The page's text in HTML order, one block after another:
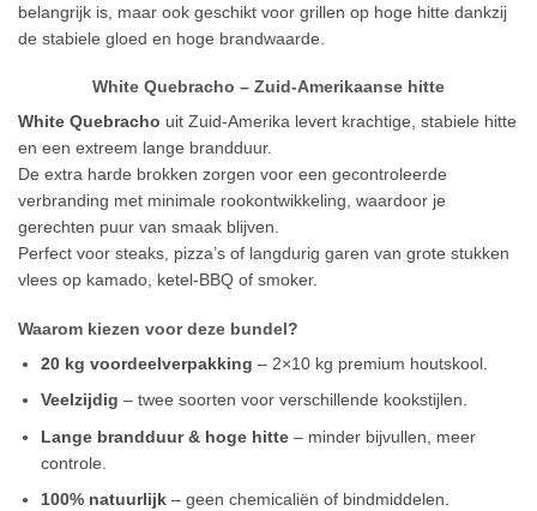
belangrijk is, maar ook geschikt voor grillen op hoge hitte dankzij
de stabiele gloed en hoge brandwaarde.
White Quebracho – Zuid-Amerikaanse hitte
White Quebracho uit Zuid-Amerika levert krachtige, stabiele hitte
en een extreem lange brandduur.
De extra harde brokken zorgen voor een gecontroleerde
verbranding met minimale rookontwikkeling, waardoor je
gerechten puur van smaak blijven.
Perfect voor steaks, pizza’s of langdurig garen van grote stukken
vlees op kamado, ketel-BBQ of smoker.
Waarom kiezen voor deze bundel?
20 kg voordeelverpakking – 2×10 kg premium houtskool.
Veelzijdig – twee soorten voor verschillende kookstijlen.
Lange brandduur & hoge hitte– minder bijvullen, meer
controle.
100% natuurlijk– geen chemicaliën of bindmiddelen.